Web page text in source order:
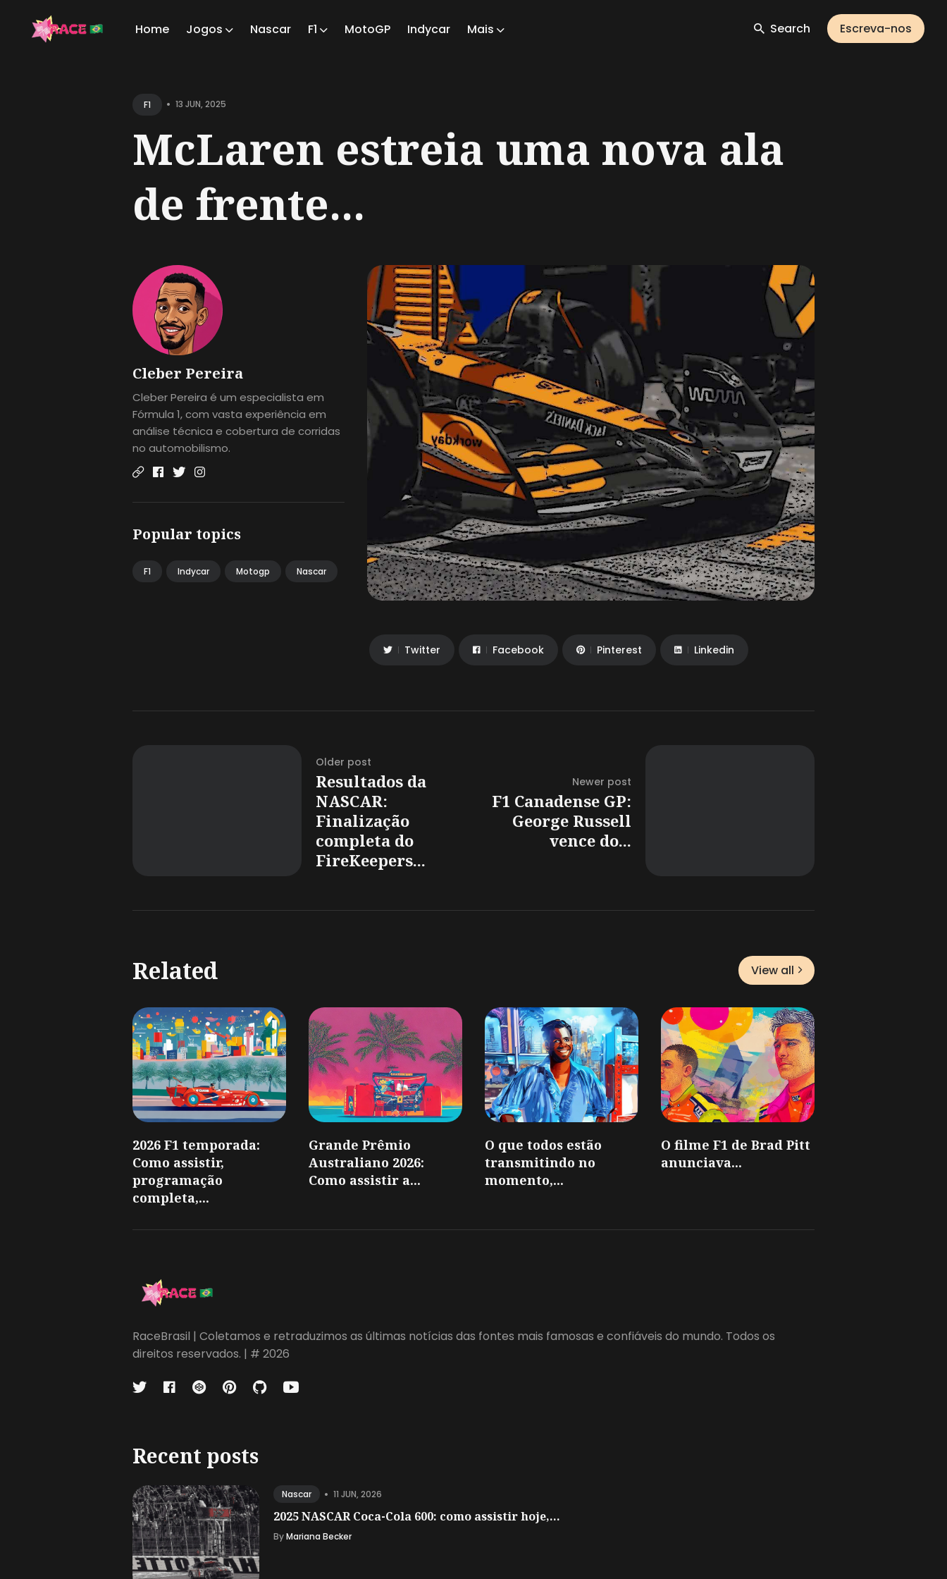
Home Jogos Nascar F1 MotoGP Indycar Mais Search Escreva-nos
F1 • 13 JUN, 2025
McLaren estreia uma nova ala
de frente...
Cleber Pereira
Cleber Pereira é um especialista em
Fórmula 1, com vasta experiência em
análise técnica e cobertura de corridas
no automobilismo.
Popular topics
F1 Indycar Motogp Nascar
Twitter Facebook Pinterest Linkedin
Older post
Resultados da
NASCAR:
Finalização
completa do
FireKeepers...
Newer post
F1 Canadense GP:
George Russell
vence do...
Related View all
2026 F1 temporada:
Como assistir,
programação
completa,...
Grande Prêmio
Australiano 2026:
Como assistir a...
O que todos estão
transmitindo no
momento,...
O filme F1 de Brad Pitt
anunciava...
RaceBrasil | Coletamos e retraduzimos as últimas notícias das fontes mais famosas e confiáveis do mundo. Todos os
direitos reservados. | # 2026
Recent posts
Nascar • 11 JUN, 2026
2025 NASCAR Coca-Cola 600: como assistir hoje,...
ByMariana Becker